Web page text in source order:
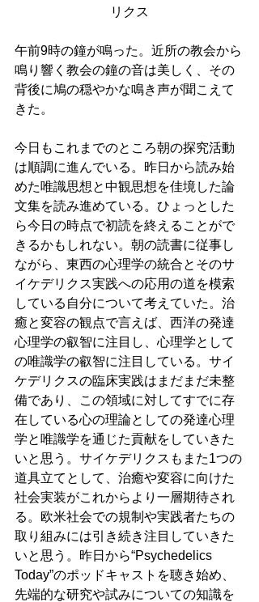
リクス
午前9時の鐘が鳴った。近所の教会から
鳴り響く教会の鐘の音は美しく、その
背後に鳩の穏やかな鳴き声が聞こえて
きた。
今日もこれまでのところ朝の探究活動
は順調に進んでいる。昨日から読み始
めた唯識思想と中観思想を佳境した論
文集を読み進めている。ひょっとした
ら今日の時点で初読を終えることがで
きるかもしれない。朝の読書に従事し
ながら、東西の心理学の統合とそのサ
イケデリクス実践への応用の道を模索
している自分について考えていた。治
癒と変容の観点で言えば、西洋の発達
心理学の叡智に注目し、心理学として
の唯識学の叡智に注目している。サイ
ケデリクスの臨床実践はまだまだ未整
備であり、この領域に対してすでに存
在している心の理論としての発達心理
学と唯識学を通じた貢献をしていきた
いと思う。サイケデリクスもまた1つの
道具立てとして、治癒や変容に向けた
社会実装がこれからより一層期待され
る。欧米社会での規制や実践者たちの
取り組みには引き続き注目していきた
いと思う。昨日から“Psychedelics
Today”のポッドキャストを聴き始め、
先端的な研究や試みについての知識を